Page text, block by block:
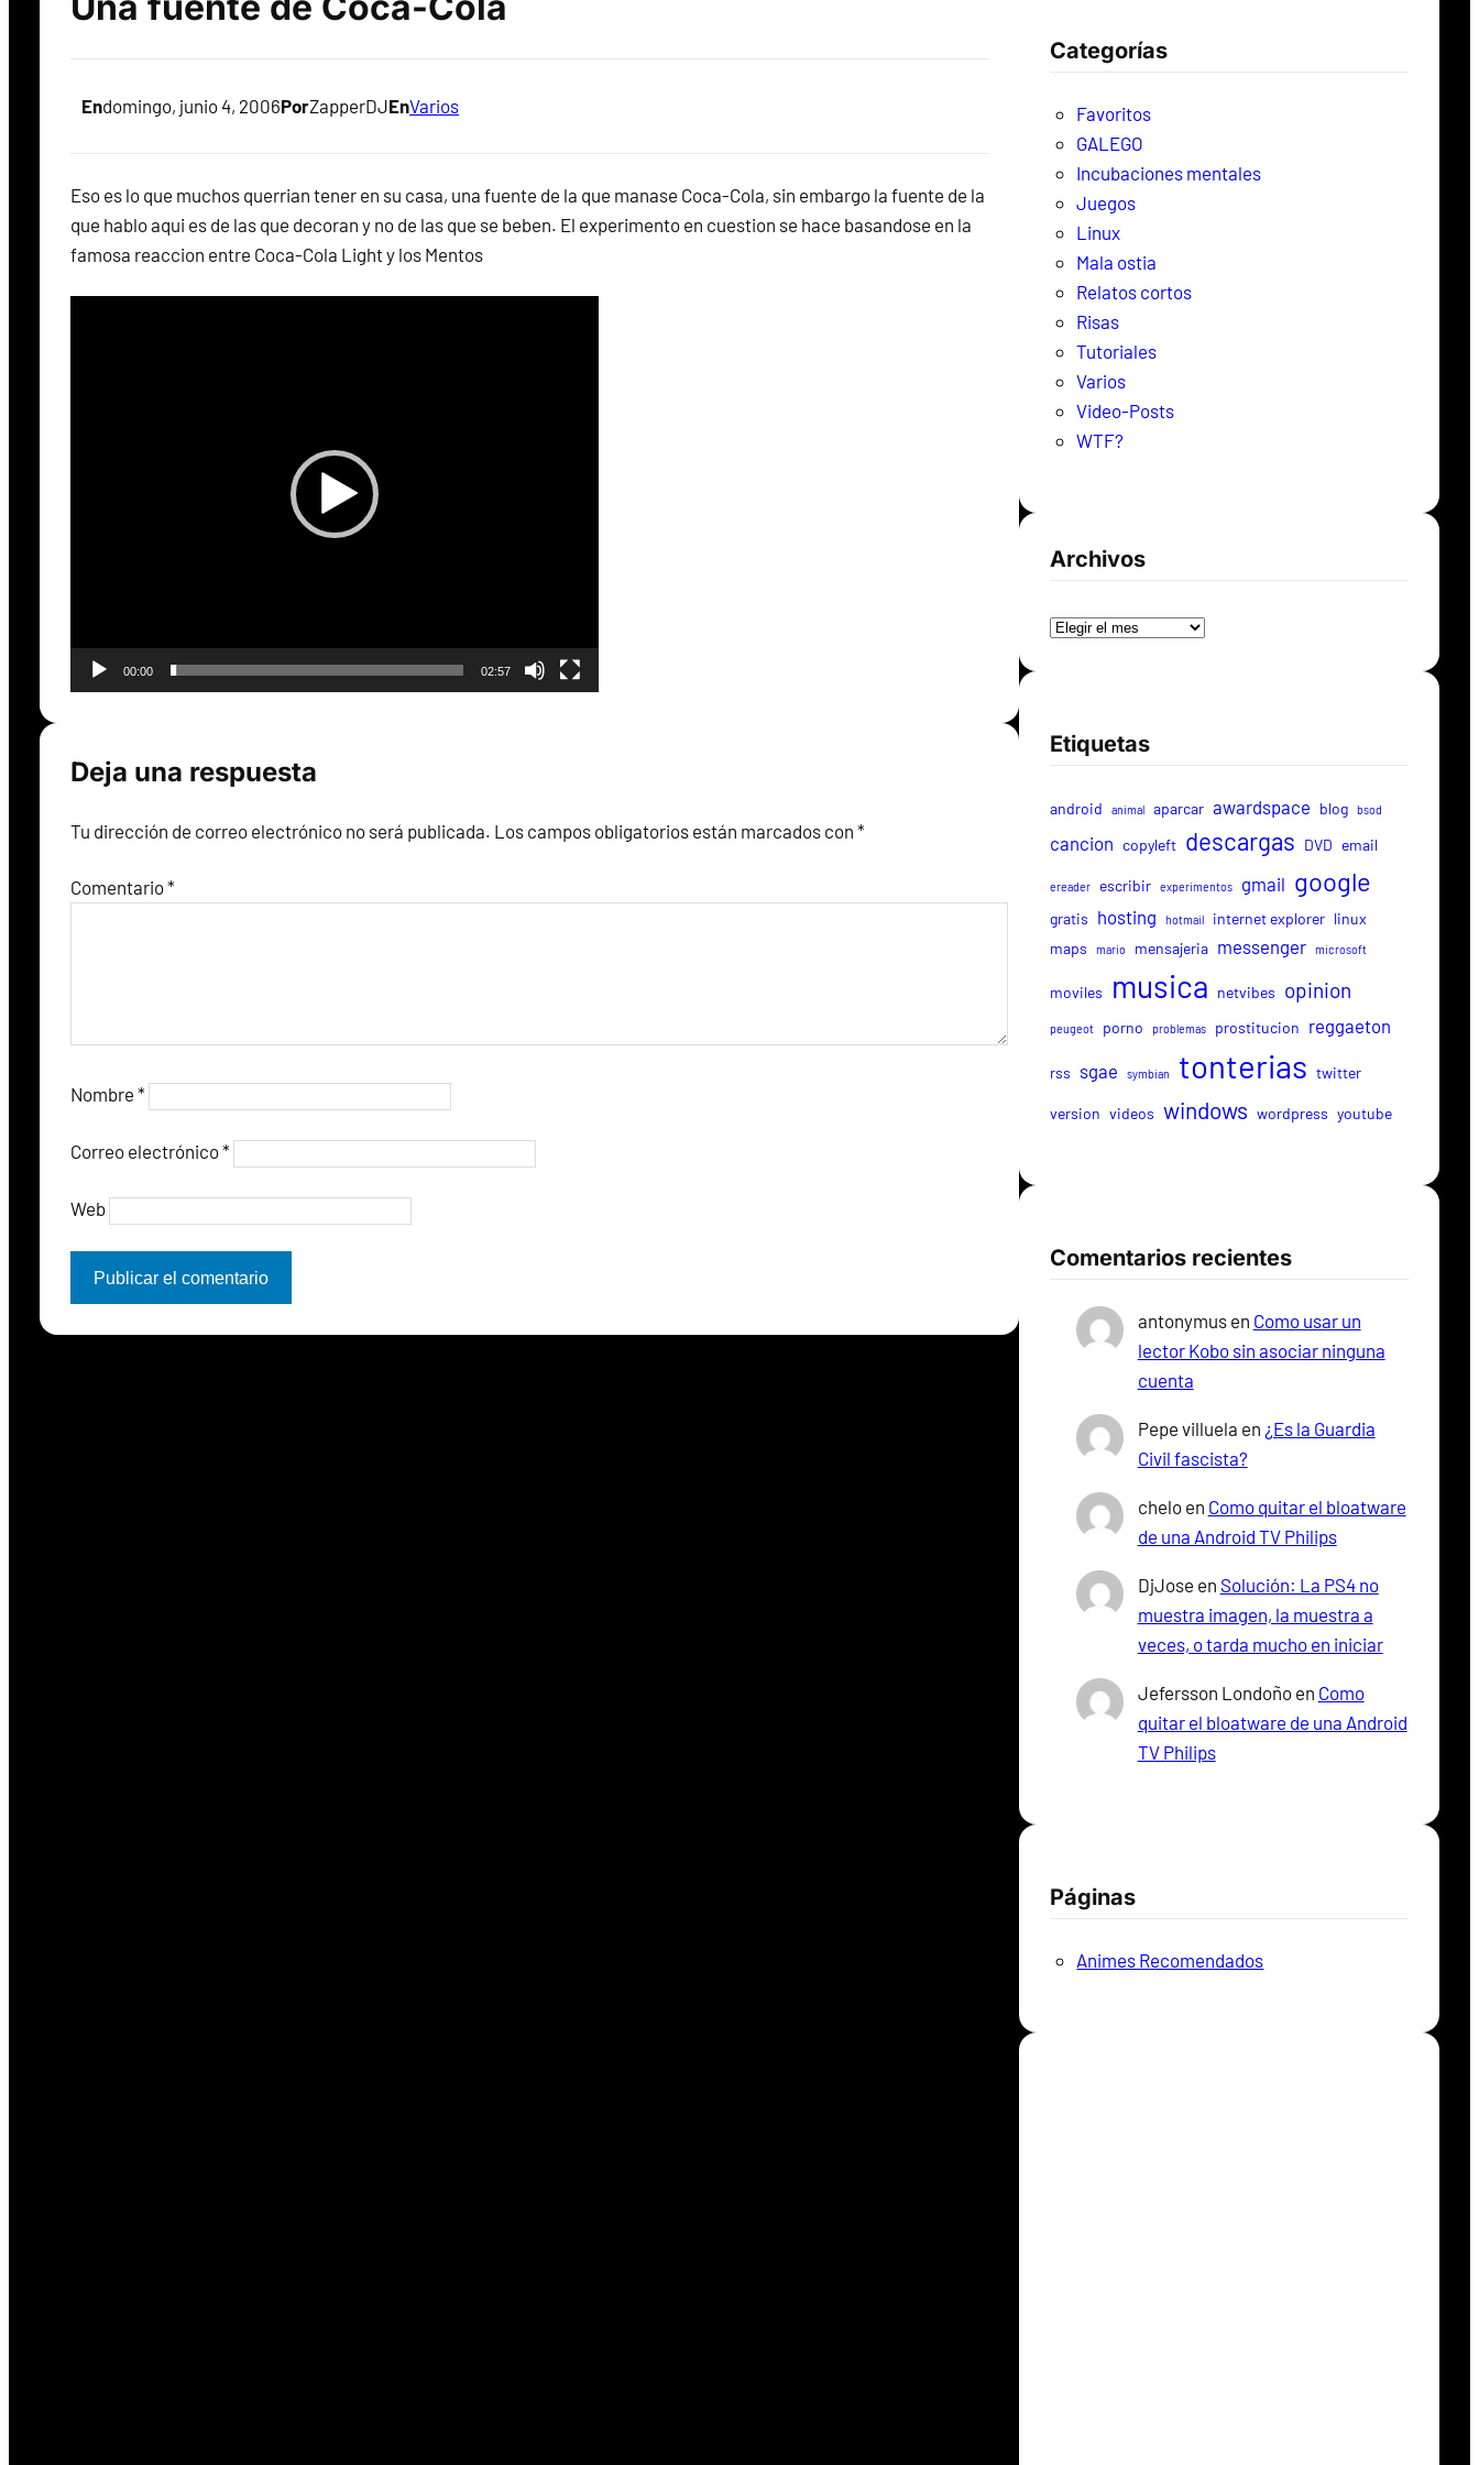
Endomingo, junio 4, 2006PorZapperDJEnVarios
Eso es lo que muchos querrian tener en su casa, una fuente de la que manase Coca-Cola, sin embargo la fuente de la
que hablo aqui es de las que decoran y no de las que se beben. El experimento en cuestion se hace basandose en la
famosa reaccion entre Coca-Cola Light y los Mentos
v
e
00:00 02:57
Deja una respuesta
Tu dirección de correo electrónico no será publicada. Los campos obligatorios están marcados con *
Comentario*
Nombre *
Correo electrónico*
Web
Categorías
Favoritos
GALEGO
Incubaciones mentales
Juegos
Linux
Mala ostia
Relatos cortos
Risas
Tutoriales
Varios
Video-Posts
WTF?
Archivos
Etiquetas
android animal aparcar awardspace blog bsod
cancion copyleft descargas DVD email
ereader escribir experimentos gmail google
gratis hosting hotmail internet explorer linux
maps
mario mensajeria messenger microsoft
moviles musica netvibes opinion
peugeot porno problemas prostitucion reggaeton
rss sgae symbian tonterias twitter
version videos windows wordpress youtube
Comentarios recientes
antonymusen Como usar un
lector Kobo sin asociar ninguna
cuenta
Pepe villuela en ¿Es la Guardia
Civil fascista?
cheloen Como quitar el bloatware
de una Android TV Philips
DjJose en Solución: La PS4 no
muestra imagen, la muestra a
veces, o tarda mucho en iniciar
Jefersson Londoñoen Como
quitar el bloatware de una Android
TV Philips
Páginas
Animes Recomendados